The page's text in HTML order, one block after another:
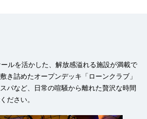
ルを活かした、解放感溢れる施設が満載で
き詰めたオープンデッキ「ローンクラブ」
パなど、日常の喧騒から離れた贅沢な時間
ださい。